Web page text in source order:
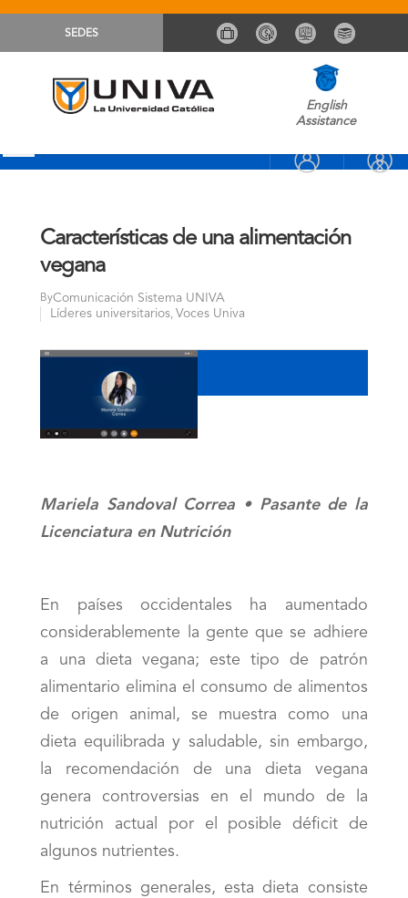
SEDES
English
Assistance
Características de una alimentación
vegana
ByComunicación Sistema UNIVA
Líderes universitarios, Voces Univa
Mariela Sandoval Correa • Pasante de la
Licenciatura en Nutrición
En países occidentales ha aumentado
considerablemente la gente que se adhiere
a una dieta vegana; este tipo de patrón
alimentario elimina el consumo de alimentos
de origen animal, se muestra como una
dieta equilibrada y saludable, sin embargo,
la recomendación de una dieta vegana
genera controversias en el mundo de la
nutrición actual por el posible déficit de
algunos nutrientes.
En términos generales, esta dieta consiste